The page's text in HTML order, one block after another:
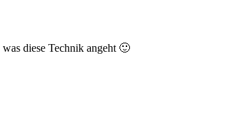
diese Technik angeht 🙂